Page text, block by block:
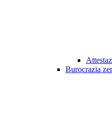
Burocrazia